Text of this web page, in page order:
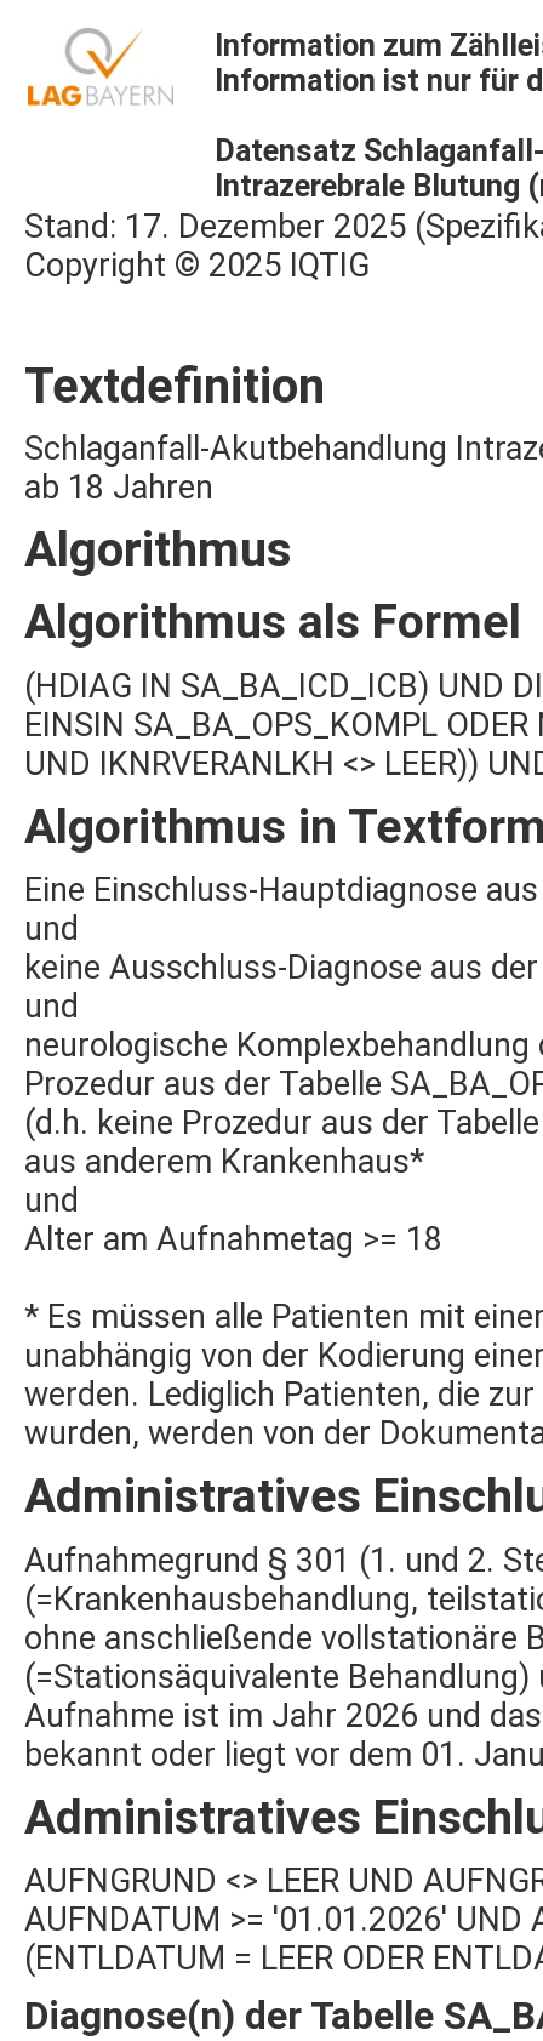
Information zum
Information ist nur für
Datensatz
Intrazerebrale Blutung
Stand: 17. Dezember 2025
Copyright © 2025 IQTIG
Textdefinition
Schlaganfall-Akutbehandlung
ab 18 Jahren
Algorithmus
Algorithmus als Formel
(HDIAG IN SA_BA_ICD_ICB) UND
EINSIN SA_BA_OPS_KOMPL
UND IKNRVERANLKH <> LEER))
Algorithmus in
Eine Einschluss-Hauptdiagnose
und
keine Ausschluss-Diagnose aus
und
neurologische
Prozedur aus der Tabelle
(d.h. keine Prozedur aus der
aus anderem Krankenhaus*
und
Alter am Aufnahmetag >= 18
* Es müssen alle Patienten mit
unabhängig von der Kodierung
werden. Lediglich Patienten, die
wurden, werden von der
Administratives
Aufnahmegrund § 301 (1. und 2.
(=Krankenhausbehandlung,
ohne anschließende vollstationäre
(=Stationsäquivalente
Aufnahme ist im Jahr 2026 und
bekannt oder liegt vor dem 01.
Administratives
AUFNGRUND <> LEER UND
AUFNDATUM >= '01.01.2026' UND
(ENTLDATUM = LEER ODER
Diagnose(n) der Tabelle